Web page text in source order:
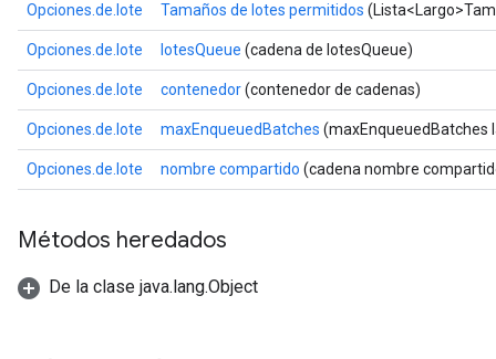
Opciones.de.lote Tamaños de lotes permitidos
Opciones.de.lote lotesQueue (cadena de lotesQueue)
Opciones.de.lote contenedor(contenedor de cadenas)
Opciones.de.lote maxEnqueuedBatches (maxEnqueuedBatches
Opciones.de.lote nombre compartido (cadena nombre
Métodos heredados
De la clase java.lang.Object